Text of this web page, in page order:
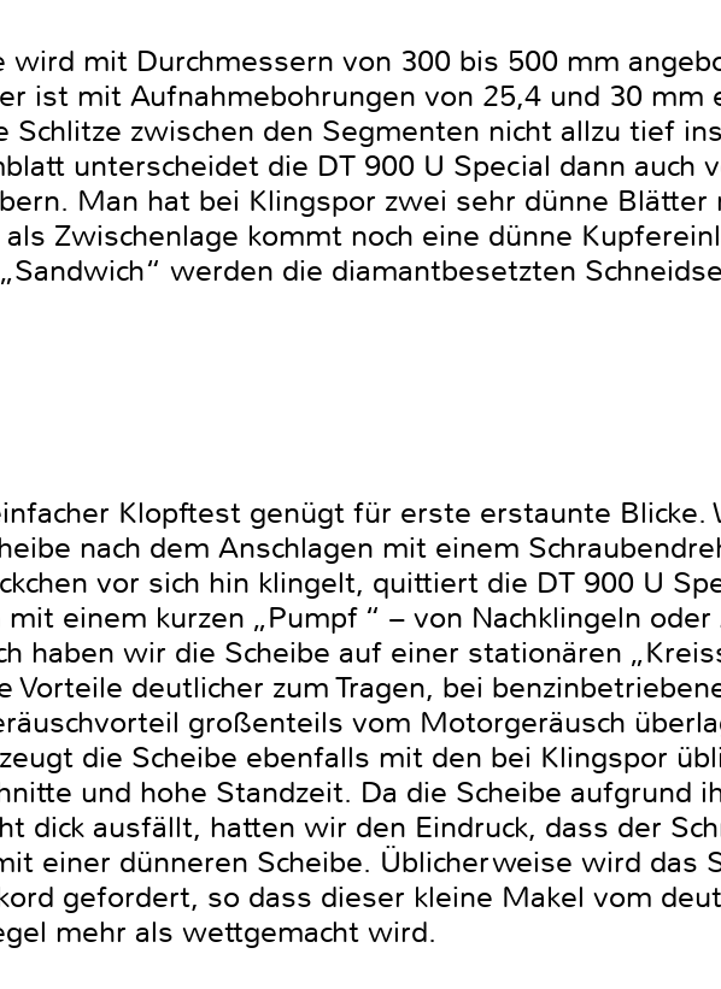
wird mit Durchmessern von 300 bis 500 mm
ist mit Aufnahmebohrungen von 25,4 und 30 mm
Schlitze zwischen den Segmenten nicht allzu tief
unterscheidet die DT 900 U Special dann auch
Man hat bei Klingspor zwei sehr dünne Blätter
Zwischenlage kommt noch eine dünne
werden die diamantbesetzten
Klopftest genügt für erste erstaunte Blicke.
nach dem Anschlagen mit einem
vor sich hin klingelt, quittiert die DT 900 U
mit einem kurzen „Pumpf “ – von Nachklingeln
haben wir die Scheibe auf einer stationären
Vorteile deutlicher zum Tragen, bei
großenteils vom Motorgeräusch
die Scheibe ebenfalls mit den bei Klingspor
und hohe Standzeit. Da die Scheibe aufgrund
dick ausfällt, hatten wir den Eindruck, dass der
einer dünneren Scheibe. Üblicherweise wird das
gefordert, so dass dieser kleine Makel vom
mehr als wettgemacht wird.